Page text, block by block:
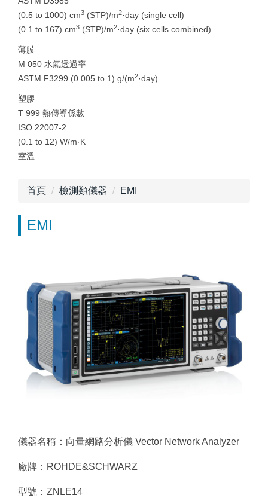
(0.5 to 1000) cm3 (STP)/m2·day (single cell)
(0.1 to 167) cm3 (STP)/m2·day (six cells combined)
薄膜
M 050 水氣透過率
ASTM F3299 (0.005 to 1) g/(m2·day)
塑膠
T 999 熱傳導係數
ISO 22007-2
(0.1 to 12) W/m·K
室溫
首頁 檢測類儀器 EMI
EMI
儀器名稱：向量網路分析儀 Vector Network Analyzer
廠牌：ROHDE&SCHWARZ
型號：ZNLE14